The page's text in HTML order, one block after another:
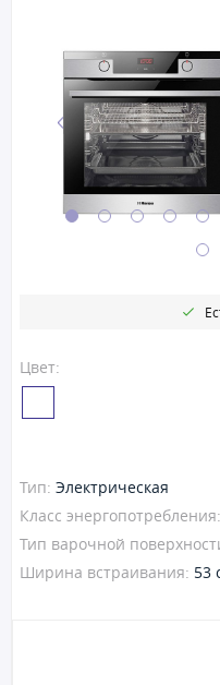
Цвет:
Тип: Электрическая
Класс энергопотребления:
Тип варочной
Ширина встраивания: 53